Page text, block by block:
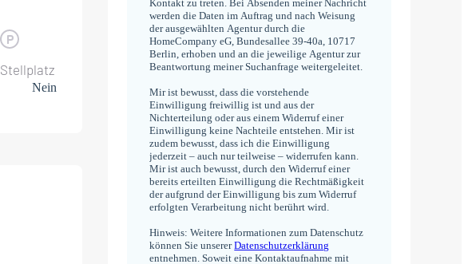
Stellplatz
Nein
Kontakt zu treten. Bei Absenden meiner Nachricht
werden die Daten im Auftrag und nach Weisung
der ausgewählten Agentur durch die
HomeCompany eG, Bundesallee 39-40a, 10717
Berlin, erhoben und an die jeweilige Agentur zur
Beantwortung meiner Suchanfrage weitergeleitet.
Mir ist bewusst, dass die vorstehende
Einwilligung freiwillig ist und aus der
Nichterteilung oder aus einem Widerruf einer
Einwilligung keine Nachteile entstehen. Mir ist
zudem bewusst, dass ich die Einwilligung
jederzeit – auch nur teilweise – widerrufen kann.
Mir ist auch bewusst, durch den Widerruf einer
bereits erteilten Einwilligung die Rechtmäßigkeit
der aufgrund der Einwilligung bis zum Widerruf
erfolgten Verarbeitung nicht berührt wird.
Hinweis: Weitere Informationen zum Datenschutz
können Sie unsererDatenschutzerklärung
entnehmen. Soweit eine Kontaktaufnahme mit